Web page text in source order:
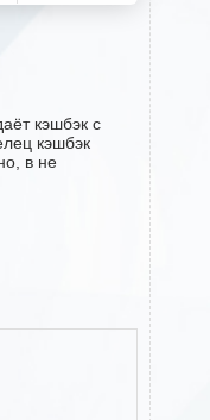
кэшбэк с
кэшбэк
в не